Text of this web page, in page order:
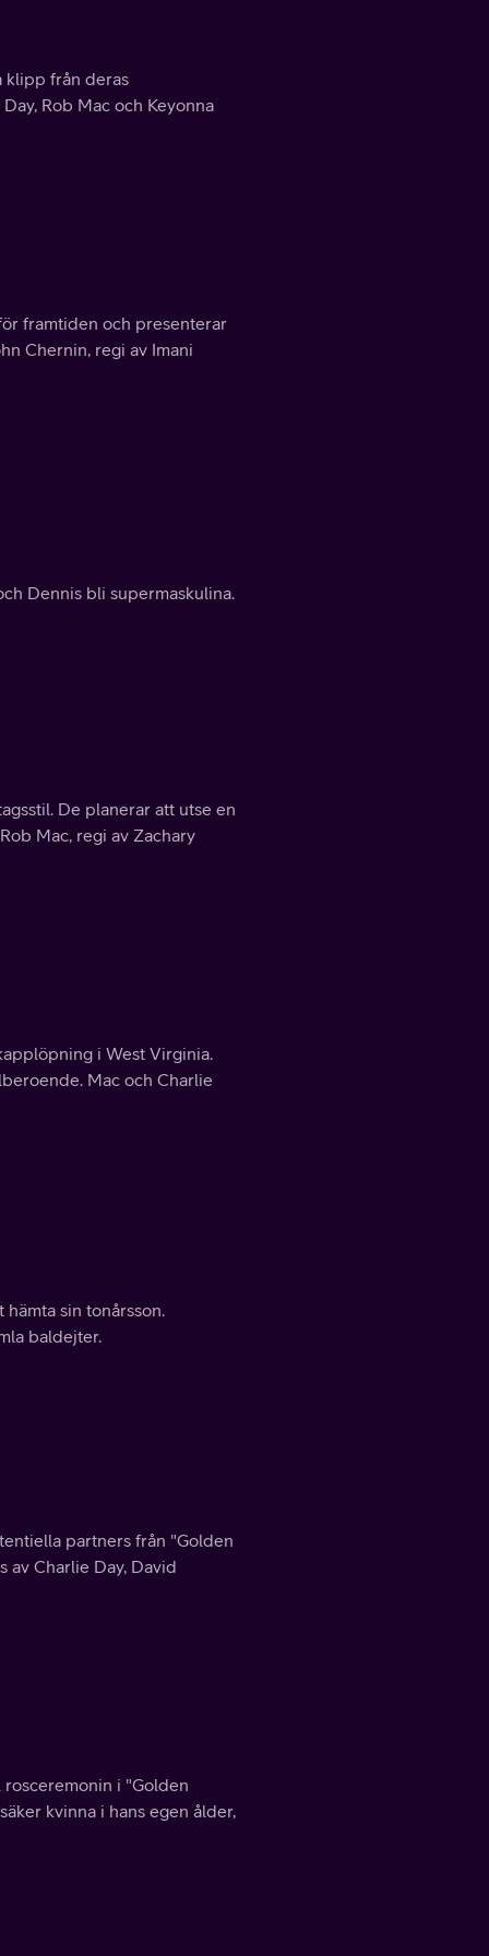
klipp från deras
Rob Mac och Keyonna
framtiden och presenterar
Chernin, regi av Imani
Dennis bli supermaskulina.
De planerar att utse en
Mac, regi av Zachary
i West Virginia.
Mac och Charlie
sin tonårsson.
baldejter.
partners från "Golden
av Charlie Day, David
rosceremonin i "Golden
kvinna i hans egen ålder,